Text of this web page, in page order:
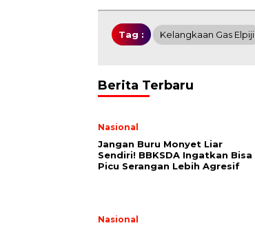
Tag : Kelangkaan Gas Elpiji
Berita Terbaru
Nasional
Jangan Buru Monyet Liar
Sendiri! BBKSDA Ingatkan Bisa
Picu Serangan Lebih Agresif
Nasional